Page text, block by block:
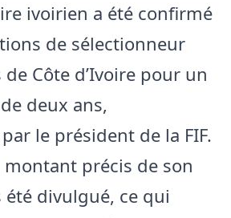
ivoirien a été confirmé
de sélectionneur
Côte d’Ivoire pour un
deux ans,
le président de la FIF.
montant précis de son
été divulgué, ce qui